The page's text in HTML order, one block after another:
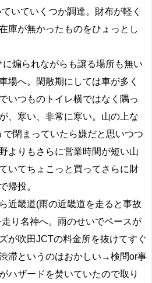
いていくつか調達。財布が軽く
庫が無かったものをひょっとし
煽られながらも譲る場所も無い
場へ。閑散期にしては車が多く
いつものトイレ横ではなく隅っ
、寒い、非常に寒い。山の上な
閉まっていたら嫌だと思いつつ
よりもさらに営業時間が短い山
いてちょこっと買ってさらに財
帰投。
近畿道(雨の近畿道を走ると事故
り名神へ。雨のせいでペースが
が吹田JCTの料金所を抜けてすぐ
滞というのはおかしい→検問or事
ハザードを焚いていたので取り